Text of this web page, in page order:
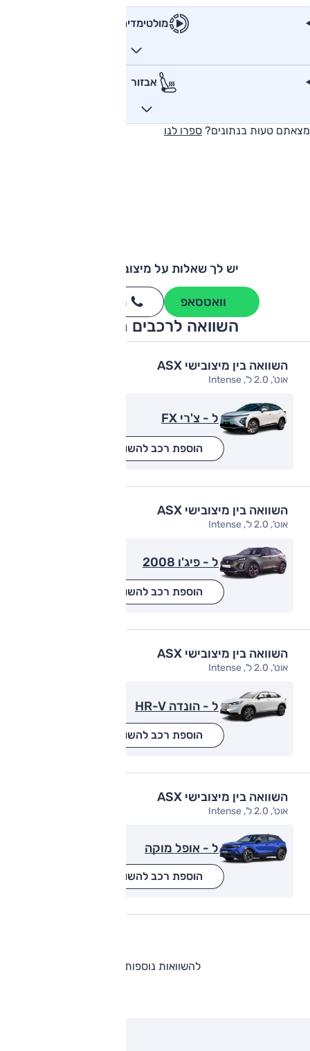
מולטימדיה
אבזור
מצאתם טעות בנתונים? ספרו לנו
יש לך שאלות על מיצובישי ASX?
וואטסאפ חייגו
השוואה לרכבים מתחרים
השוואה בין מיצובישי ASX
אוט', 2.0 ל', Intense
ל - צ'רי FX
הוספת רכב להשוואה
השוואה בין מיצובישי ASX
אוט', 2.0 ל', Intense
ל - פיג'ו 2008
הוספת רכב להשוואה
השוואה בין מיצובישי ASX
אוט', 2.0 ל', Intense
ל - הונדה HR-V
הוספת רכב להשוואה
השוואה בין מיצובישי ASX
אוט', 2.0 ל', Intense
ל - אופל מוקה
הוספת רכב להשוואה
להשוואות נוספות